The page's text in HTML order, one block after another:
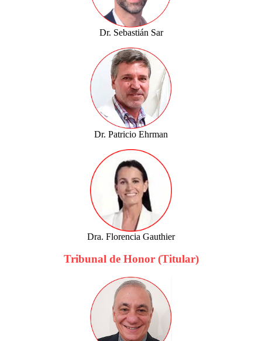
Dr. Sebastián Sar
Dr. Patricio Ehrman
Dra. Florencia Gauthier
Tribunal de Honor (Titular)